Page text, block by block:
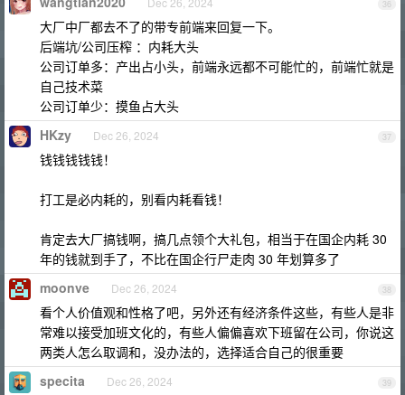
36
大厂中厂都去不了的带专前端来回复一下。
后端坑/公司压榨 ：内耗大头
公司订单多：产出占小头，前端永远都不可能忙的，前端忙就是
自己技术菜
公司订单少：摸鱼占大头
37
HKzy Dec 26, 2024
钱钱钱钱钱！
打工是必内耗的，别看内耗看钱！
肯定去大厂搞钱啊，搞几点领个大礼包，相当于在国企内耗 30
年的钱就到手了，不比在国企行尸走肉 30 年划算多了
38
moonve Dec 26, 2024
看个人价值观和性格了吧，另外还有经济条件这些，有些人是非
常难以接受加班文化的，有些人偏偏喜欢下班留在公司，你说这
两类人怎么取调和，没办法的，选择适合自己的很重要
39
specita Dec 26, 2024